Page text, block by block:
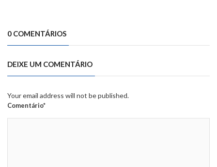
0 COMENTÁRIOS
DEIXE UM COMENTÁRIO
Your email address will not be published.
Comentário*